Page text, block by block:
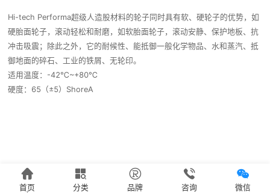
Hi-tech Performa超级人造股材料的轮子同时具有软、硬轮子的优势，如
硬胎面轮子，滚动轻松和耐磨，如软胎面轮子，滚动安静、保护地板、抗
冲击吸震；除此之外，它的耐候性、能抵御一般化学物品、水和蒸汽、抵
御地面的碎石、工业的铁屑、无轮印。
适用温度：-42℃~+80℃
硬度：65（±5）ShoreA

首页

分类

品牌

咨询

微信